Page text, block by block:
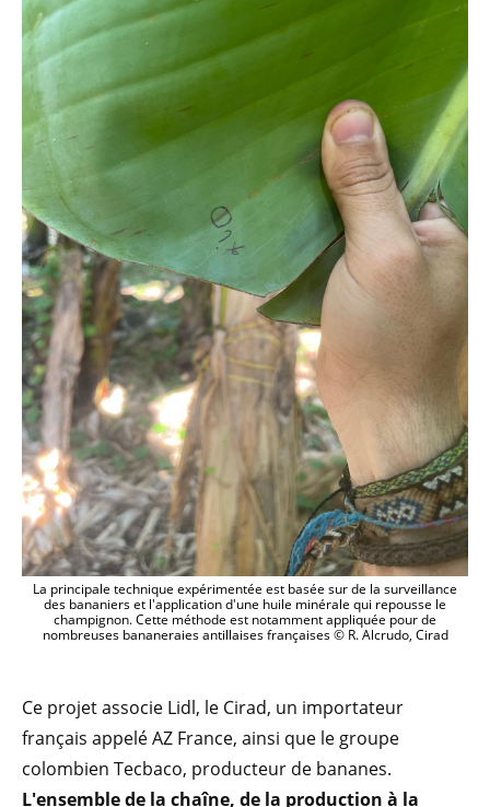
La principale technique expérimentée est basée sur de la surveillance
des bananiers et l'application d'une huile minérale qui repousse le
champignon. Cette méthode est notamment appliquée pour de
nombreuses bananeraies antillaises françaises © R. Alcrudo, Cirad
Ce projet associe Lidl, le Cirad, un importateur
français appelé AZ France, ainsi que le groupe
colombien Tecbaco, producteur de bananes.
L'ensemble de la chaîne, de la production à la